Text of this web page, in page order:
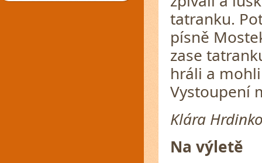
tatranku.
písně
zase
hráli a
Vystoupení
Klára
Na výletě